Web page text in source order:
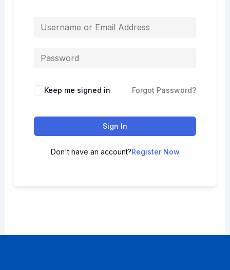
Keep me signed in Forgot Password?
Sign In
Don't have an account?Register Now